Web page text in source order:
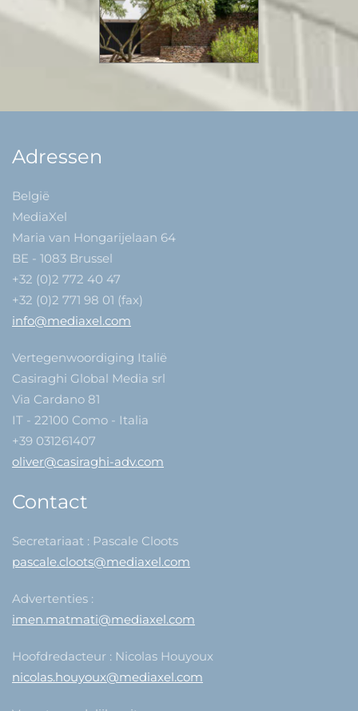
Adressen
België
MediaXel
Maria van Hongarijelaan 64
BE - 1083 Brussel
+32 (0)2 772 40 47
+32 (0)2 771 98 01 (fax)
info@mediaxel.com
Vertegenwoordiging Italië
Casiraghi Global Media srl
Via Cardano 81
IT - 22100 Como - Italia
+39 031261407
oliver@casiraghi-adv.com
Contact
Secretariaat : Pascale Cloots
pascale.cloots@mediaxel.com
Advertenties :
imen.matmati@mediaxel.com
Hoofdredacteur : Nicolas Houyoux
nicolas.houyoux@mediaxel.com